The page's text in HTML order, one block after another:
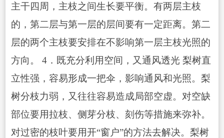
主干四周，主枝之间生长要平衡。有两层主枝
的，第二层与第一层的层间要有一定距离。第二
层的两个主枝要安排在不影响第一层主枝光照的
方向。 4．既充分利用空间，又通风透光 梨树直
立性强，容易形成一把伞，影响通风和光照。梨
树分枝力弱，又往往容易造成局部空虚。对空缺
部位要用拉枝、侧芽分枝、刻伤等措施来弥补。
对过密的枝叶要用开“窗户”的方法去解决。梨树